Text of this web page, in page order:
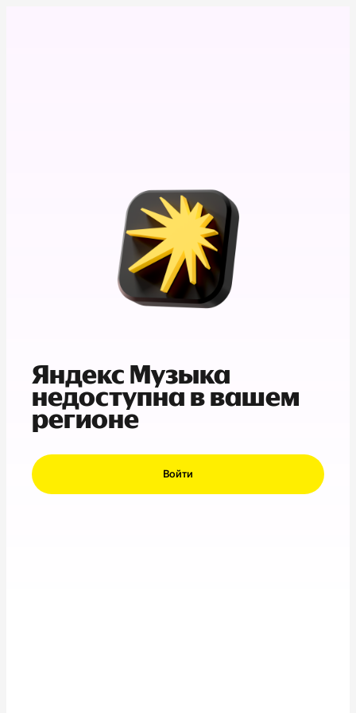
Яндекс Музыка
недоступна в вашем
регионе
Войти